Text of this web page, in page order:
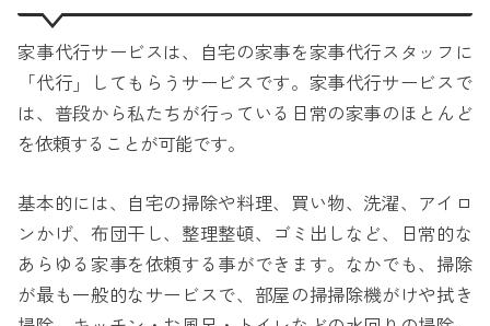
家事代行サービスは、自宅の家事を家事代行スタッフに
「代行」してもらうサービスです。家事代行サービスで
は、普段から私たちが行っている日常の家事のほとんど
を依頼することが可能です。
基本的には、自宅の掃除や料理、買い物、洗濯、アイロ
ンかげ、布団干し、整理整頓、ゴミ出しなど、日常的な
あらゆる家事を依頼する事ができます。なかでも、掃除
が最も一般的なサービスで、部屋の掃掃除機がけや拭き